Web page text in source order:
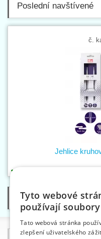
Poslední navštívené
č.
Jehlice
Kategorie
Tyto webové
používají
Tato webová stránka
zlepšení uživatelského